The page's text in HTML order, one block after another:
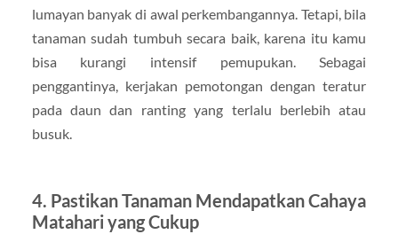
lumayan banyak di awal perkembangannya. Tetapi, bila
tanaman sudah tumbuh secara baik, karena itu kamu
bisa kurangi intensif pemupukan. Sebagai
penggantinya, kerjakan pemotongan dengan teratur
pada daun dan ranting yang terlalu berlebih atau
busuk.
4. Pastikan Tanaman Mendapatkan Cahaya
Matahari yang Cukup